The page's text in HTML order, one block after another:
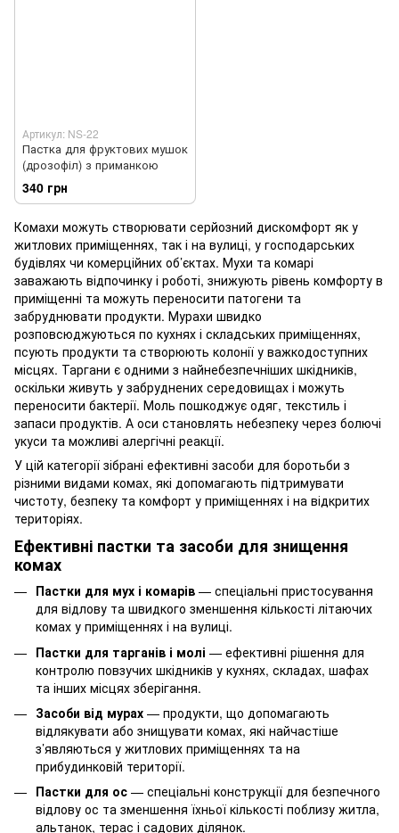
Артикул: NS-22
Пастка для фруктових мушок
(дрозофіл) з приманкою
340 грн
Комахи можуть створювати серйозний дискомфорт як у
житлових приміщеннях, так і на вулиці, у господарських
будівлях чи комерційних об’єктах. Мухи та комарі
заважають відпочинку і роботі, знижують рівень комфорту в
приміщенні та можуть переносити патогени та
забруднювати продукти. Мурахи швидко
розповсюджуються по кухнях і складських приміщеннях,
псують продукти та створюють колонії у важкодоступних
місцях. Таргани є одними з найнебезпечніших шкідників,
оскільки живуть у забруднених середовищах і можуть
переносити бактерії. Моль пошкоджує одяг, текстиль і
запаси продуктів. А оси становлять небезпеку через болючі
укуси та можливі алергічні реакції.
У цій категорії зібрані ефективні засоби для боротьби з
різними видами комах, які допомагають підтримувати
чистоту, безпеку та комфорт у приміщеннях і на відкритих
територіях.
Ефективні пастки та засоби для знищення
комах
Пастки для мух і комарів — спеціальні пристосування
для відлову та швидкого зменшення кількості літаючих
комах у приміщеннях і на вулиці.
Пастки для тарганів і молі — ефективні рішення для
контролю повзучих шкідників у кухнях, складах, шафах
та інших місцях зберігання.
Засоби від мурах — продукти, що допомагають
відлякувати або знищувати комах, які найчастіше
з’являються у житлових приміщеннях та на
прибудинковій території.
Пастки для ос — спеціальні конструкції для безпечного
відлову ос та зменшення їхньої кількості поблизу житла,
альтанок, терас і садових ділянок.